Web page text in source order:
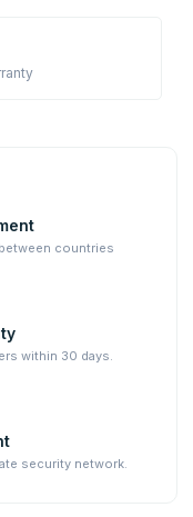
countries
within 30 days.
security network.